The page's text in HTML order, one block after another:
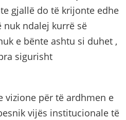
gjallë do të krijonte edhe
nuk ndalej kurrë së
e bënte ashtu si duhet ,
sigurisht
vizione për të ardhmen e
vijës institucionale të